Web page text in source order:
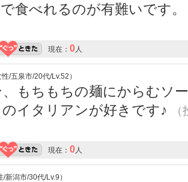
食べれるのが有難いです
現在： 0 人
/五泉市/20代/Lv.52）
もちもちの麺にからむソ
イタリアンが好きです♪
現在： 0 人
新潟市/30代/Lv.9）